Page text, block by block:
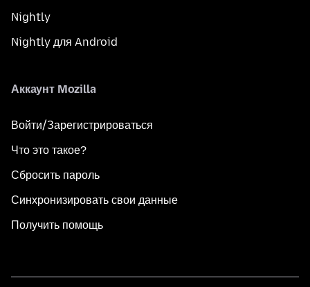
Nightly
Nightly для Android
Аккаунт Mozilla
Войти/Зарегистрироваться
Что это такое?
Сбросить пароль
Синхронизировать свои данные
Получить помощь